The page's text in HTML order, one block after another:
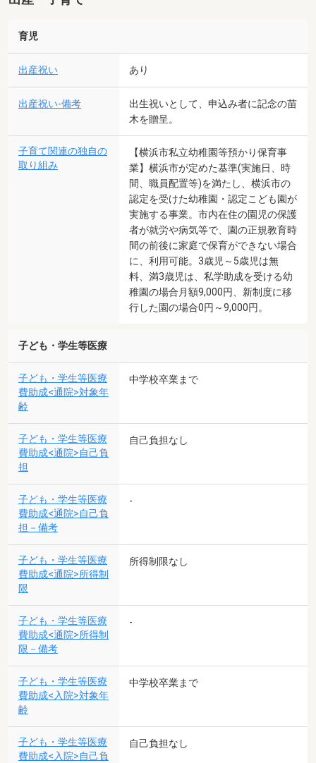
育児
出産祝い あり
出産祝い-備考
出生祝いとして、申込み者に記念の苗
木を贈呈。
子育て関連の独自の
取り組み
【横浜市私立幼稚園等預かり保育事
業】横浜市が定めた基準(実施日、時
間、職員配置等)を満たし、横浜市の
認定を受けた幼稚園・認定こども園が
実施する事業。市内在住の園児の保護
者が就労や病気等で、園の正規教育時
間の前後に家庭で保育ができない場合
に、利用可能。3歳児～5歳児は無
料、満3歳児は、私学助成を受ける幼
稚園の場合月額9,000円、新制度に移
行した園の場合0円～9,000円。
子ども・学生等医療
子ども・学生等医療
費助成<通院>対象年
齢
中学校卒業まで
子ども・学生等医療
費助成<通院>自己負
担
自己負担なし
子ども・学生等医療
費助成<通院>自己負
担－備考
-
子ども・学生等医療
費助成<通院>所得制
限
所得制限なし
子ども・学生等医療
費助成<通院>所得制
限－備考
-
子ども・学生等医療
費助成<入院>対象年
齢
中学校卒業まで
子ども・学生等医療
費助成<入院>自己負
自己負担なし